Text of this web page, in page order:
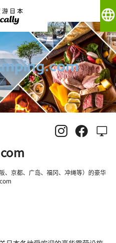
language
、京都、广岛、福冈、冲绳等）的豪华